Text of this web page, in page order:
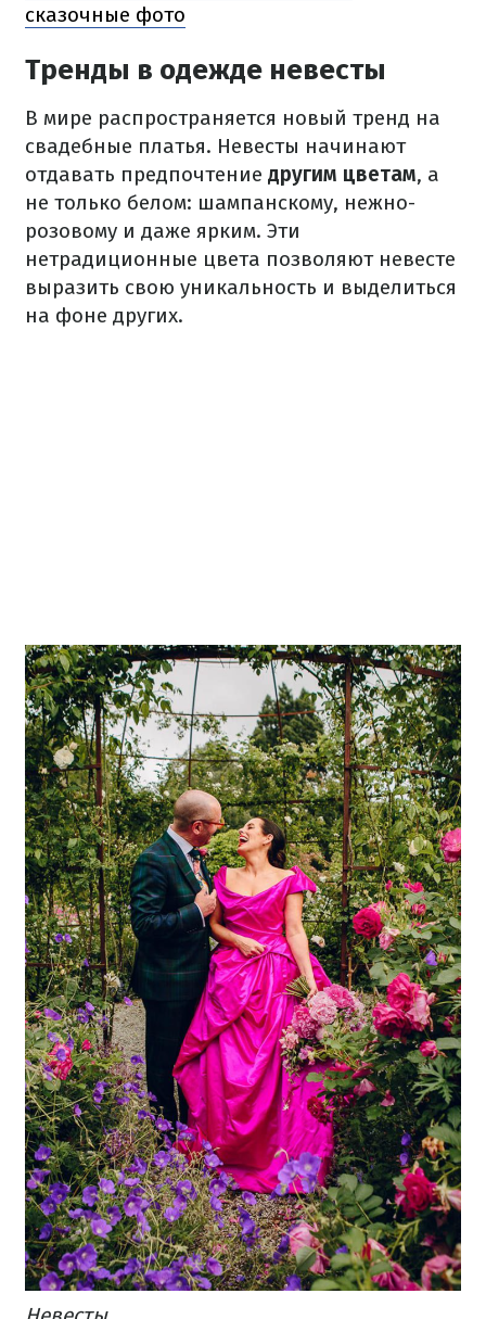
сказочные фото
Тренды в одежде невесты
В мире распространяется новый тренд на
свадебные платья. Невесты начинают
отдавать предпочтение другим цветам, а
не только белом: шампанскому, нежно-
розовому и даже ярким. Эти
нетрадиционные цвета позволяют невесте
выразить свою уникальность и выделиться
на фоне других.